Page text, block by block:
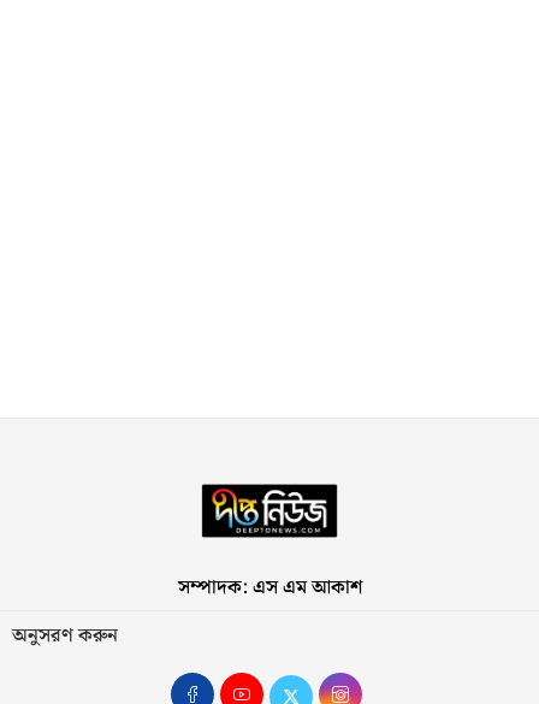
সম্পাদক: এস এম আকাশ
অনুসরণ করুন